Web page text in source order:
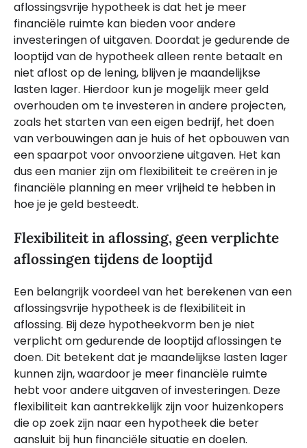
aflossingsvrije hypotheek is dat het je meer
financiële ruimte kan bieden voor andere
investeringen of uitgaven. Doordat je gedurende de
looptijd van de hypotheek alleen rente betaalt en
niet aflost op de lening, blijven je maandelijkse
lasten lager. Hierdoor kun je mogelijk meer geld
overhouden om te investeren in andere projecten,
zoals het starten van een eigen bedrijf, het doen
van verbouwingen aan je huis of het opbouwen van
een spaarpot voor onvoorziene uitgaven. Het kan
dus een manier zijn om flexibiliteit te creëren in je
financiële planning en meer vrijheid te hebben in
hoe je je geld besteedt.
Flexibiliteit in aflossing, geen verplichte
aflossingen tijdens de looptijd
Een belangrijk voordeel van het berekenen van een
aflossingsvrije hypotheek is de flexibiliteit in
aflossing. Bij deze hypotheekvorm ben je niet
verplicht om gedurende de looptijd aflossingen te
doen. Dit betekent dat je maandelijkse lasten lager
kunnen zijn, waardoor je meer financiële ruimte
hebt voor andere uitgaven of investeringen. Deze
flexibiliteit kan aantrekkelijk zijn voor huizenkopers
die op zoek zijn naar een hypotheek die beter
aansluit bij hun financiële situatie en doelen.